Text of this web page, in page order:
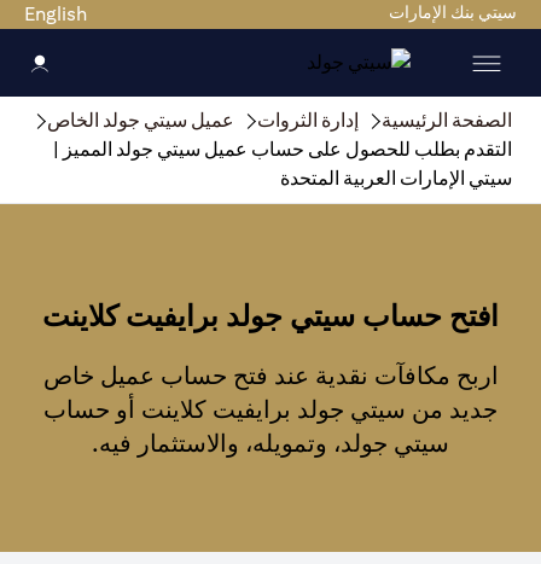
سيتي بنك الإمارات English
الصفحة الرئيسية إدارة الثروات
عميل سيتي جولد الخاص
التقدم بطلب للحصول على حساب عميل سيتي جولد المميز |
سيتي الإمارات العربية المتحدة
افتح حساب سيتي جولد برايفيت كلاينت
اربح مكافآت نقدية عند فتح حساب عميل خاص
جديد من سيتي جولد برايفيت كلاينت أو حساب
سيتي جولد، وتمويله، والاستثمار فيه.